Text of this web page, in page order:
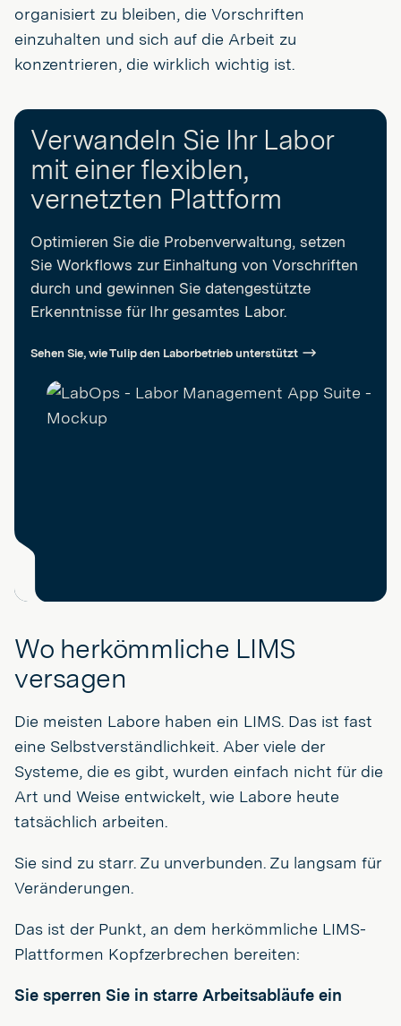
organisiert zu bleiben, die Vorschriften
einzuhalten und sich auf die Arbeit zu
konzentrieren, die wirklich wichtig ist.
Verwandeln Sie Ihr Labor
mit einer flexiblen,
vernetzten Plattform
Optimieren Sie die Probenverwaltung, setzen
Sie Workflows zur Einhaltung von Vorschriften
durch und gewinnen Sie datengestützte
Erkenntnisse für Ihr gesamtes Labor.
Sehen Sie, wie Tulip den Laborbetrieb unterstützt
Wo herkömmliche LIMS
versagen
Die meisten Labore haben ein LIMS. Das ist fast
eine Selbstverständlichkeit. Aber viele der
Systeme, die es gibt, wurden einfach nicht für die
Art und Weise entwickelt, wie Labore heute
tatsächlich arbeiten.
Sie sind zu starr. Zu unverbunden. Zu langsam für
Veränderungen.
Das ist der Punkt, an dem herkömmliche LIMS-
Plattformen Kopfzerbrechen bereiten:
Sie sperren Sie in starre Arbeitsabläufe ein